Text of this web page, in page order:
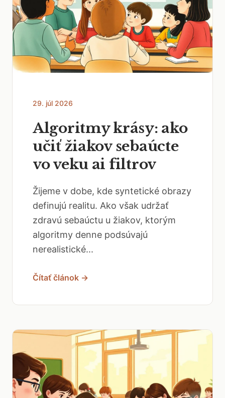
29. júl 2026
Algoritmy krásy: ako
učiť žiakov sebaúcte
vo veku ai filtrov
Žijeme v dobe, kde syntetické obrazy
definujú realitu. Ako však udržať
zdravú sebaúctu u žiakov, ktorým
algoritmy denne podsúvajú
nerealistické...
Čítať článok →